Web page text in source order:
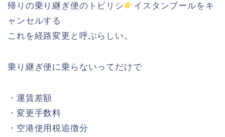
帰りの乗り継ぎ便のトビリシ
イスタンブールをキ
ャンセルする
これを経路変更と呼ぶらしい。
乗り継ぎ便に乗らないってだけで
・運賃差額
・変更手数料
・空港使用税追徴分